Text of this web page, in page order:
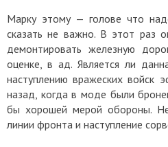
Марку этому — голове что
сказать не важно. В этот раз
демонтировать железную
оценке, в ад. Является ли
наступлению вражеских войск
назад, когда в моде были
бы хорошей мерой обороны.
линии фронта и наступление